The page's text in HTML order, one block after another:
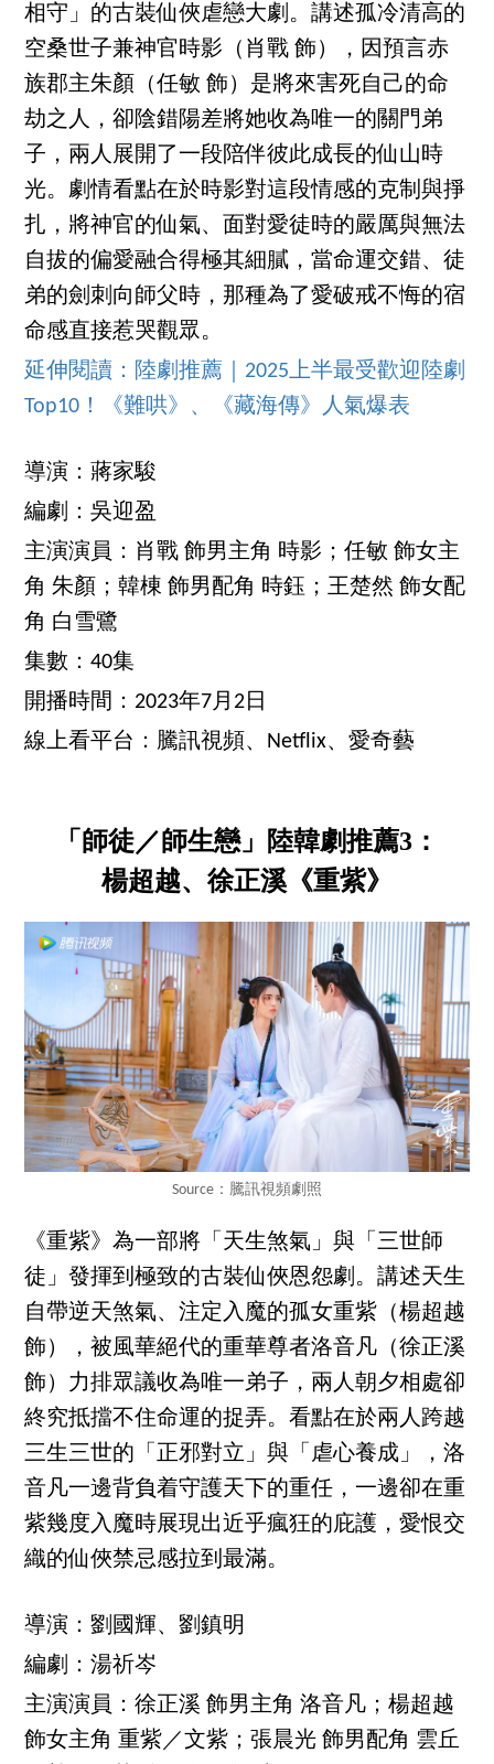
相守」的古裝仙俠虐戀大劇。講述孤冷清高的
空桑世子兼神官時影（肖戰 飾），因預言赤
族郡主朱顏（任敏 飾）是將來害死自己的命
劫之人，卻陰錯陽差將她收為唯一的關門弟
子，兩人展開了一段陪伴彼此成長的仙山時
光。劇情看點在於時影對這段情感的克制與掙
扎，將神官的仙氣、面對愛徒時的嚴厲與無法
自拔的偏愛融合得極其細膩，當命運交錯、徒
弟的劍刺向師父時，那種為了愛破戒不悔的宿
命感直接惹哭觀眾。
延伸閱讀：陸劇推薦｜2025上半最受歡迎陸劇
Top10！《難哄》、《藏海傳》人氣爆表
導演：蔣家駿
編劇：吳迎盈
主演演員：肖戰 飾男主角 時影；任敏 飾女主
角 朱顏；韓棟 飾男配角 時鈺；王楚然 飾女配
角 白雪鷺
集數：40集
開播時間：2023年7月2日
線上看平台：騰訊視頻、Netflix、愛奇藝
「師徒／師生戀」陸韓劇推薦3：
楊超越、徐正溪《重紫》
Source：騰訊視頻劇照
《重紫》為一部將「天生煞氣」與「三世師
徒」發揮到極致的古裝仙俠恩怨劇。講述天生
自帶逆天煞氣、注定入魔的孤女重紫（楊超越
飾），被風華絕代的重華尊者洛音凡（徐正溪
飾）力排眾議收為唯一弟子，兩人朝夕相處卻
終究抵擋不住命運的捉弄。看點在於兩人跨越
三生三世的「正邪對立」與「虐心養成」，洛
音凡一邊背負着守護天下的重任，一邊卻在重
紫幾度入魔時展現出近乎瘋狂的庇護，愛恨交
織的仙俠禁忌感拉到最滿。
導演：劉國輝、劉鎮明
編劇：湯祈岑
主演演員：徐正溪 飾男主角 洛音凡；楊超越
飾女主角 重紫／文紫；張晨光 飾男配角 雲丘